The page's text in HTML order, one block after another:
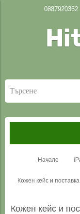
0887920352
Начало
Кожен кейс и
Кожен кейс и